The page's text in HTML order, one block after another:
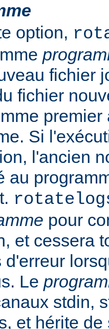
option,
fichier
fichier
premier
Si
l'ancien
au
pour
et cessera
d'erreur
Le
stdin,
et hérite